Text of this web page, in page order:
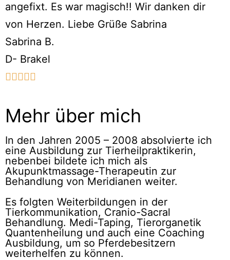
angefixt. Es war magisch!! Wir danken dir
von Herzen. Liebe Grüße Sabrina
Sabrina B.
D- Brakel

Mehr über mich
In den Jahren 2005 – 2008 absolvierte ich
eine Ausbildung zur Tierheilpraktikerin,
nebenbei bildete ich mich als
Akupunktmassage-Therapeutin zur
Behandlung von Meridianen weiter.
Es folgten Weiterbildungen in der
Tierkommunikation, Cranio-Sacral
Behandlung. Medi-Taping, Tierorganetik
Quantenheilung und auch eine Coaching
Ausbildung, um so Pferdebesitzern
weiterhelfen zu können.